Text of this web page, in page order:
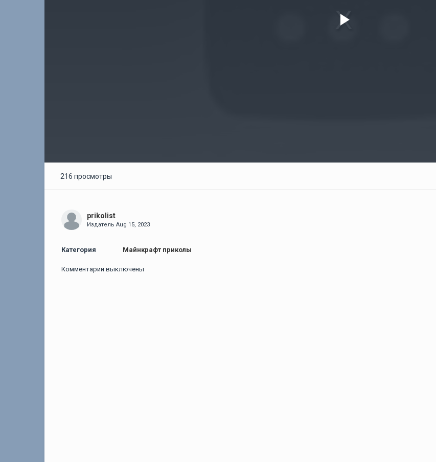
216 просмотры
prikolist
Издатель Aug 15, 2023
Категория Майнкрафт приколы
Комментарии выключены